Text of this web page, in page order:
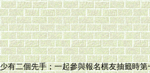
有二個先手；一起參與報名棋友抽籤時